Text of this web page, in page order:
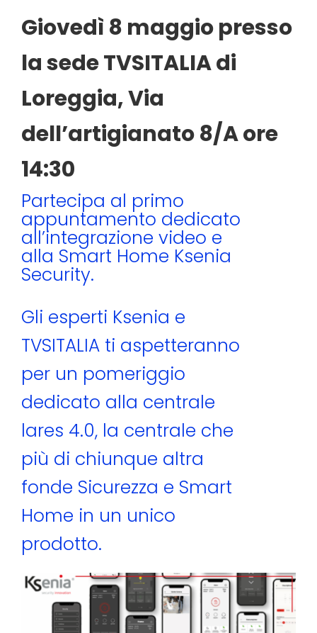
Giovedì 8 maggio presso
la sede TVSITALIA di
Loreggia, Via
dell’artigianato 8/A ore
14:30
Partecipa al primo
appuntamento dedicato
all’integrazione video e
alla Smart Home Ksenia
Security.
Gli esperti Ksenia e
TVSITALIA ti aspetteranno
per un pomeriggio
dedicato alla centrale
lares 4.0, la centrale che
più di chiunque altra
fonde Sicurezza e Smart
Home in un unico
prodotto.